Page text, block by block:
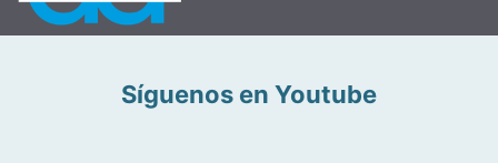
Síguenos en Youtube